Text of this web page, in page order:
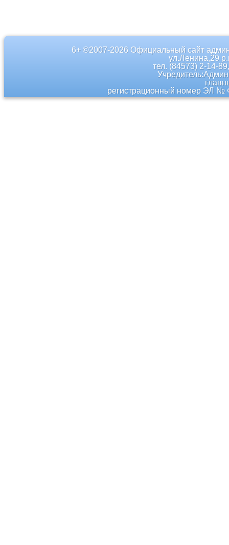
6+ ©2007-2026 Официальный сайт
ул.Ленина,29
тел. (84573) 2-14-
регистрационный номер ЭЛ №